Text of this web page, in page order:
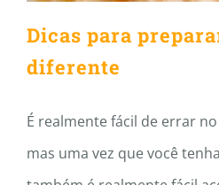
Dicas para
diferente
É realmente fácil de errar
mas uma vez que você